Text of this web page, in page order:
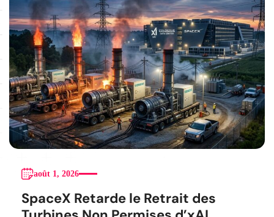
août 1, 2026
SpaceX Retarde le Retrait des